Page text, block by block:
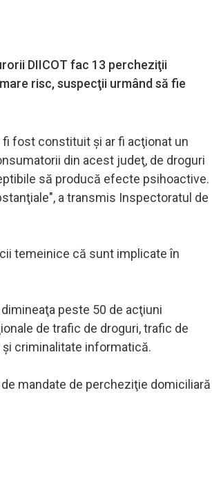
DIICOT fac 13 percheziţii
risc, suspecţii urmând să fie
fi fost constituit şi ar fi acţionat un
din acest judeţ, de droguri
să producă efecte psihoactive.
a transmis Inspectoratul de
temeinice că sunt implicate în
peste 50 de acţiuni
de trafic de droguri, trafic de
şi criminalitate informatică.
mandate de percheziţie domiciliară